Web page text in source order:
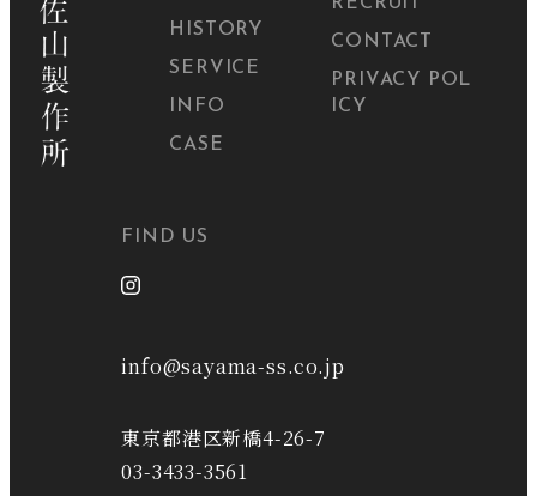
HISTORY
SERVICE
INFO
CASE
CONTACT
PRIVACY POL
ICY
FIND US
info@sayama-ss.co.jp
東京都港区新橋4-26-7
03-3433-3561